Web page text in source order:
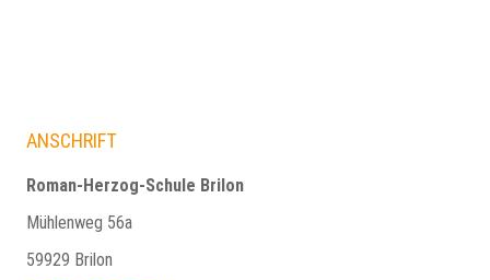
ANSCHRIFT
Roman-Herzog-Schule Brilon
Mühlenweg 56a
59929 Brilon